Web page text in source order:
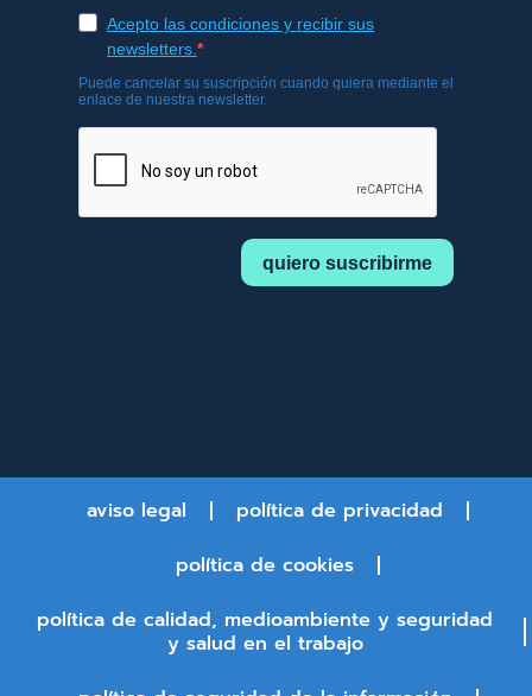
aviso legal
política de privacidad
política de cookies
política de calidad, medioambiente y seguridad
y salud en el trabajo